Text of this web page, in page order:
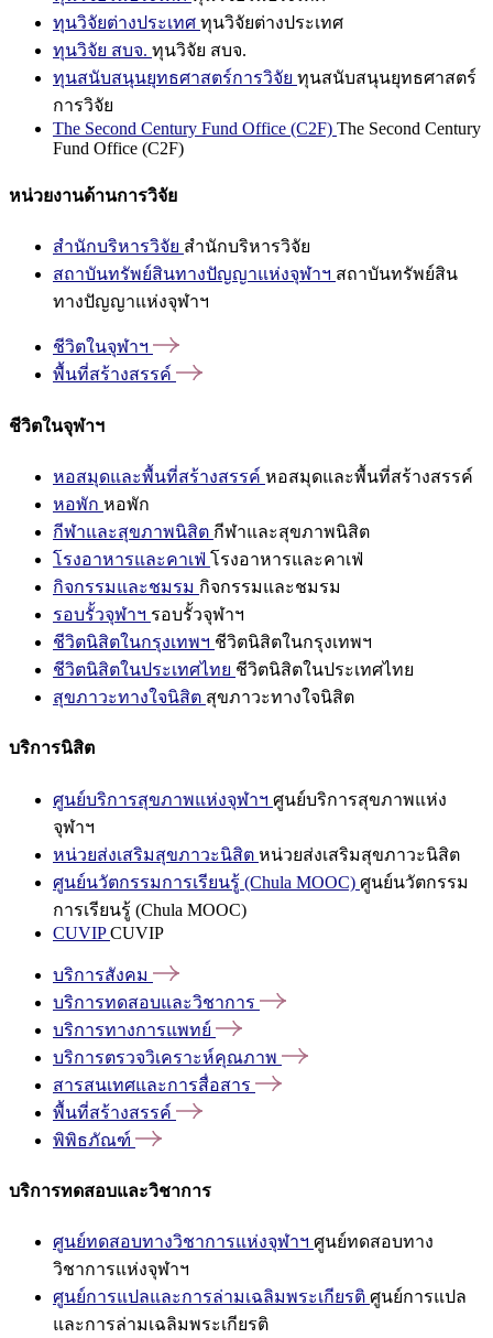
ทุนวิจัยต่างประเทศ ทุนวิจัยต่างประเทศ
ทุนวิจัย สบจ. ทุนวิจัย สบจ.
ทุนสนับสนุนยุทธศาสตร์การวิจัย ทุนสนับสนุนยุทธศาสตร์
การวิจัย
The Second Century Fund Office (C2F) The Second Century
Fund Office (C2F)
หน่วยงานด้านการวิจัย
สำนักบริหารวิจัย สำนักบริหารวิจัย
สถาบันทรัพย์สินทางปัญญาแห่งจุฬาฯ สถาบันทรัพย์สิน
ทางปัญญาแห่งจุฬาฯ
ชีวิตในจุฬาฯ
พื้นที่สร้างสรรค์
ชีวิตในจุฬาฯ
หอสมุดและพื้นที่สร้างสรรค์ หอสมุดและพื้นที่สร้างสรรค์
หอพัก หอพัก
กีฬาและสุขภาพนิสิต กีฬาและสุขภาพนิสิต
โรงอาหารและคาเฟ่ โรงอาหารและคาเฟ่
กิจกรรมและชมรม กิจกรรมและชมรม
รอบรั้วจุฬาฯ รอบรั้วจุฬาฯ
ชีวิตนิสิตในกรุงเทพฯ ชีวิตนิสิตในกรุงเทพฯ
ชีวิตนิสิตในประเทศไทย ชีวิตนิสิตในประเทศไทย
สุขภาวะทางใจนิสิต สุขภาวะทางใจนิสิต
บริการนิสิต
ศูนย์บริการสุขภาพแห่งจุฬาฯ ศูนย์บริการสุขภาพแห่ง
จุฬาฯ
หน่วยส่งเสริมสุขภาวะนิสิต หน่วยส่งเสริมสุขภาวะนิสิต
ศูนย์นวัตกรรมการเรียนรู้ (Chula MOOC) ศูนย์นวัตกรรม
การเรียนรู้ (Chula MOOC)
CUVIPCUVIP
บริการสังคม
บริการทดสอบและวิชาการ
บริการทางการแพทย์
บริการตรวจวิเคราะห์คุณภาพ
สารสนเทศและการสื่อสาร
พื้นที่สร้างสรรค์
พิพิธภัณฑ์
บริการทดสอบและวิชาการ
ศูนย์ทดสอบทางวิชาการแห่งจุฬาฯ ศูนย์ทดสอบทาง
วิชาการแห่งจุฬาฯ
ศูนย์การแปลและการล่ามเฉลิมพระเกียรติ ศูนย์การแปล
และการล่ามเฉลิมพระเกียรติ